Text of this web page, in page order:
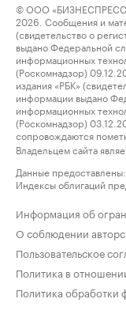
© ООО
2026. Сообщения и
(свидетельство о
выдано Федеральной
информационных
(Роскомнадзор)
издания «РБК»
информации выдано
информационных
(Роскомнадзор)
сопровождаются
Владельцем сайта
Данные предоставлены:
Индексы облигаций
Информация об
О соблюдении
Пользовательское
Политика в
Политика обработки